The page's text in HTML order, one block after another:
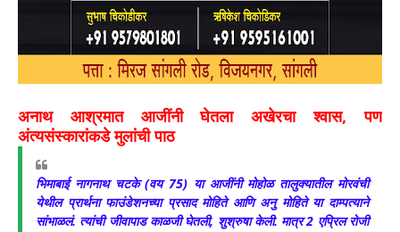
अनाथ आश्रमात आजींनी घेतला अखेरचा श्वास, पण
अंत्यसंस्कारांकडे मुलांची पाठ
भिमाबाई नागनाथ चटके (वय 75) या आजींनी मोहोळ तालुक्यातील मोरवंची
येथील प्रार्थना फाउंडेशनच्या प्रसाद मोहिते आणि अनु मोहिते या दाम्पत्याने
सांभाळलं. त्यांची जीवापाड काळजी घेतली, शुश्रुषा केली. मात्र 2 एप्रिल रोजी